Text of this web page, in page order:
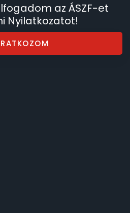
az ÁSZF-et
Nyilatkozatot!